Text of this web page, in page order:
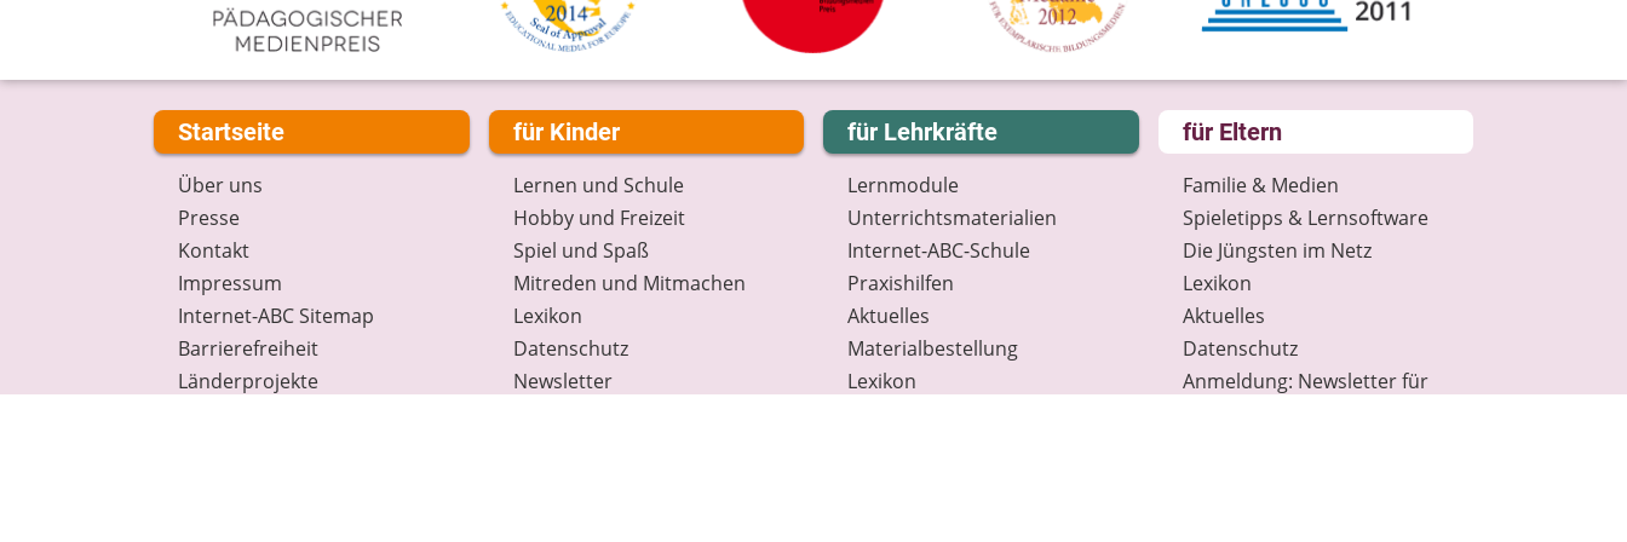
Startseite
Über uns
Presse
Kontakt
Impressum
Internet-ABC Sitemap
Barrierefreiheit
Länderprojekte
für Kinder
Lernen und Schule
Hobby und Freizeit
Spiel und Spaß
Mitreden und Mitmachen
Lexikon
Datenschutz
Newsletter
für Lehrkräfte
Lernmodule
Unterrichts­materialien
Internet-ABC-Schule
Praxishilfen
Aktuelles
Materialbestellung
Lexikon
für Eltern
Familie & Medien
Spieletipps & Lernsoftware
Die Jüngsten im Netz
Lexikon
Aktuelles
Datenschutz
Anmeldung: Newsletter für